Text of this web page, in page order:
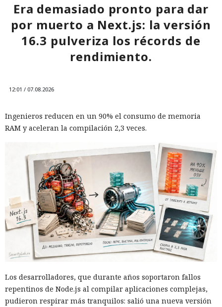
no simplemente en participantes de la competencia de
mercado.
Era demasiado pronto para dar
por muerto a Next.js: la versión
16.3 pulveriza los récords de
rendimiento.
12:01 / 07.08.2026
Ingenieros reducen en un 90% el consumo de memoria
RAM y aceleran la compilación 2,3 veces.
Los desarrolladores, que durante años soportaron fallos
repentinos de Node.js al compilar aplicaciones complejas,
pudieron respirar más tranquilos: salió una nueva versión